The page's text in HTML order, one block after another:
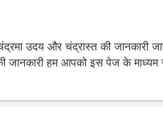
चंद्रमा उदय और चंद्रास्त की
हम आपको इस पेज के माध्यम